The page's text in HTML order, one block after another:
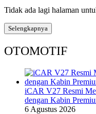
Tidak ada lagi halaman
Selengkapnya
OTOMOTIF
iCAR V27 Resmi
dengan Kabin
6 Agustus 2026